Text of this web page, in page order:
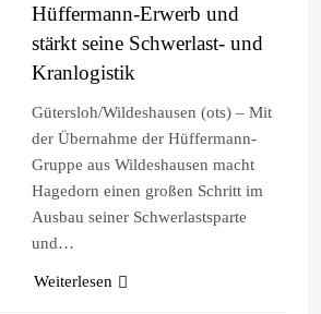
Hüffermann-Erwerb und
stärkt seine Schwerlast- und
Kranlogistik
Gütersloh/Wildeshausen (ots) – Mit
der Übernahme der Hüffermann-
Gruppe aus Wildeshausen macht
Hagedorn einen großen Schritt im
Ausbau seiner Schwerlastsparte
und…
Weiterlesen